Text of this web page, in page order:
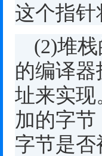
这个指针
(2)堆
的编译
址来实现
加的字
字节是